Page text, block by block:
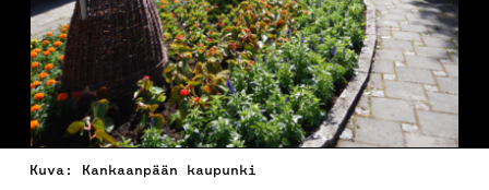
Kuva: Kankaanpään kaupunki